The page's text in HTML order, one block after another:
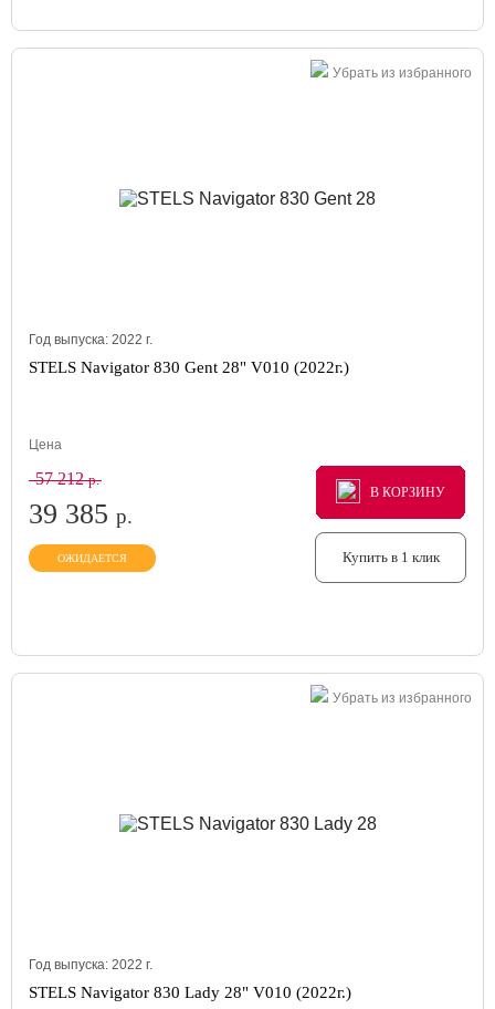
Убрать из избранного
Год выпуска: 2022 г.
STELS Navigator 830 Gent 28" V010 (2022г.)
Цена
57 212р.
39 385 р.
ОЖИДАЕТСЯ
В КОРЗИНУ
В КОРЗИНУ
В КОРЗИНУ
Купить в 1 клик
Убрать из избранного
Год выпуска: 2022 г.
STELS Navigator 830 Lady 28" V010 (2022г.)